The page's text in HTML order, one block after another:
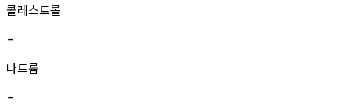
콜레스트롤
-
나트륨
-